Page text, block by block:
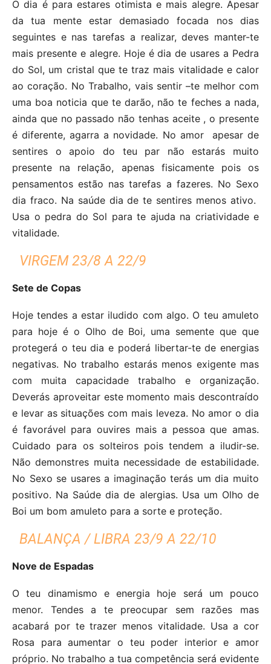
O dia é para estares otimista e mais alegre. Apesar
da tua mente estar demasiado focada nos dias
seguintes e nas tarefas a realizar, deves manter-te
mais presente e alegre. Hoje é dia de usares a Pedra
do Sol, um cristal que te traz mais vitalidade e calor
ao coração. No Trabalho, vais sentir –te melhor com
uma boa noticia que te darão, não te feches a nada,
ainda que no passado não tenhas aceite , o presente
é diferente, agarra a novidade. No amor apesar de
sentires o apoio do teu par não estarás muito
presente na relação, apenas fisicamente pois os
pensamentos estão nas tarefas a fazeres. No Sexo
dia fraco. Na saúde dia de te sentires menos ativo.
Usa o pedra do Sol para te ajuda na criatividade e
vitalidade.
VIRGEM 23/8 A 22/9
Sete de Copas
Hoje tendes a estar iludido com algo. O teu amuleto
para hoje é o Olho de Boi, uma semente que que
protegerá o teu dia e poderá libertar-te de energias
negativas. No trabalho estarás menos exigente mas
com muita capacidade trabalho e organização.
Deverás aproveitar este momento mais descontraído
e levar as situações com mais leveza. No amor o dia
é favorável para ouvires mais a pessoa que amas.
Cuidado para os solteiros pois tendem a iludir-se.
Não demonstres muita necessidade de estabilidade.
No Sexo se usares a imaginação terás um dia muito
positivo. Na Saúde dia de alergias. Usa um Olho de
Boi um bom amuleto para a sorte e proteção.
BALANÇA / LIBRA 23/9 A 22/10
Nove de Espadas
O teu dinamismo e energia hoje será um pouco
menor. Tendes a te preocupar sem razões mas
acabará por te trazer menos vitalidade. Usa a cor
Rosa para aumentar o teu poder interior e amor
próprio. No trabalho a tua competência será evidente